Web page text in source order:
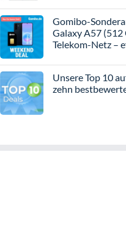
Gomibo-
Galaxy A57 (512
Telekom-Netz –
Unsere Top 10
zehn